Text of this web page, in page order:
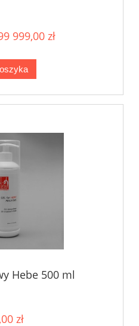
999,00 zł
Hebe 500 ml
zł